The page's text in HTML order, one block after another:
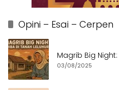
Opini – Esai – Cerpen
Magrib Big
03/08/2025